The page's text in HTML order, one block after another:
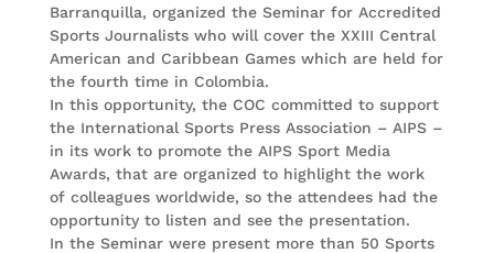
Barranquilla, organized the Seminar for Accredited
Sports Journalists who will cover the XXIII Central
American and Caribbean Games which are held for
the fourth time in Colombia.
In this opportunity, the COC committed to support
the International Sports Press Association – AIPS –
in its work to promote the AIPS Sport Media
Awards, that are organized to highlight the work
of colleagues worldwide, so the attendees had the
opportunity to listen and see the presentation.
In the Seminar were present more than 50 Sports